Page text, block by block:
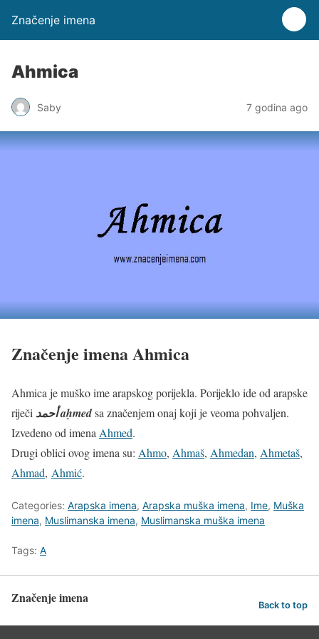
Značenje imena
Ahmica
Saby 7 godina ago
Značenje imena Ahmica
Ahmica je muško ime arapskog porijekla. Porijeklo ide od arapske
riječi أحمد‎ aḥmedsa značenjem onaj koji je veoma pohvaljen.
Izvedeno od imena Ahmed.
Drugi oblici ovog imena su: Ahmo, Ahmaš, Ahmedan, Ahmetaš,
Ahmad, Ahmić.
Categories: Arapska imena, Arapska muška imena, Ime, Muška
imena, Muslimanska imena, Muslimanska muška imena
Tags: A
Značenje imena Back to top